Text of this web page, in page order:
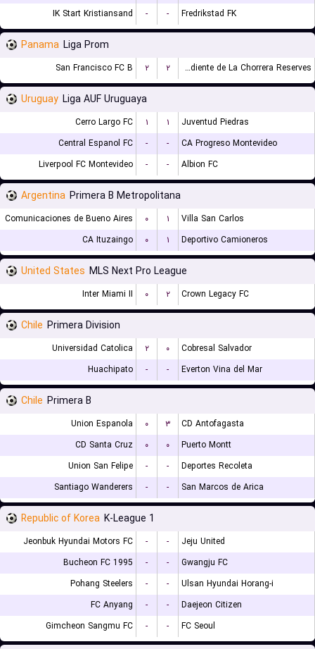
IK Start Kristiansand
- - Fredrikstad FK
Panama Liga Prom
San Francisco FC B ۲ ۲ CA Independiente de La Chorrera Reserves
Uruguay Liga AUF Uruguaya
Cerro Largo FC ۱ ۱
Juventud Piedras
Central Espanol FC
- -
CA Progreso Montevideo
Liverpool FC Montevideo
- - Albion FC
Argentina Primera B Metropolitana
Comunicaciones de Bueno Aires ۰ ۱
Villa San Carlos
CA Ituzaingo
۰ ۱ Deportivo Camioneros
United States MLS Next Pro League
Inter Miami II ۰ ۲ Crown Legacy FC
Chile Primera Division
Universidad Catolica ۲ ۰
Cobresal Salvador
Huachipato
- - Everton Vina del Mar
Chile Primera B
Union Espanola ۰ ۳
CD Antofagasta
CD Santa Cruz
۰ ۰
Puerto Montt
Union San Felipe
- -
Deportes Recoleta
Santiago Wanderers
- - San Marcos de Arica
Republic of Korea K-League 1
Jeonbuk Hyundai Motors FC - -
Jeju United
Bucheon FC 1995
- -
Gwangju FC
Pohang Steelers
- -
Ulsan Hyundai Horang-i
FC Anyang
- -
Daejeon Citizen
Gimcheon Sangmu FC
- - FC Seoul